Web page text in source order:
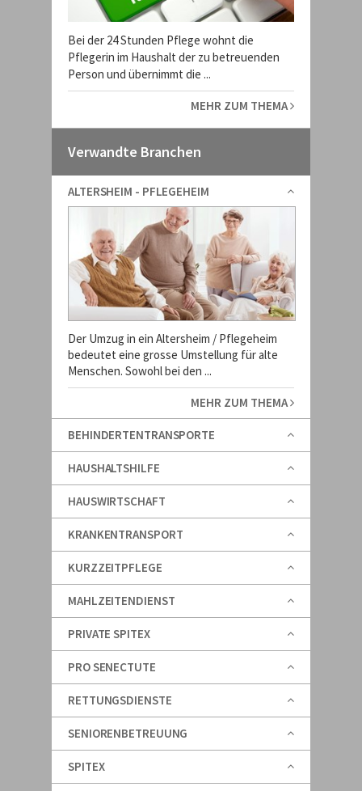
Bei der 24 Stunden Pflege wohnt die
Pflegerin im Haushalt der zu betreuenden
Person und übernimmt die ...
MEHR ZUM THEMA
Verwandte Branchen
ALTERSHEIM - PFLEGEHEIM
Der Umzug in ein Altersheim / Pflegeheim
bedeutet eine grosse Umstellung für alte
Menschen. Sowohl bei den ...
MEHR ZUM THEMA
BEHINDERTENTRANSPORTE
HAUSHALTSHILFE
HAUSWIRTSCHAFT
KRANKENTRANSPORT
KURZZEITPFLEGE
MAHLZEITENDIENST
PRIVATE SPITEX
PRO SENECTUTE
RETTUNGSDIENSTE
SENIORENBETREUUNG
SPITEX